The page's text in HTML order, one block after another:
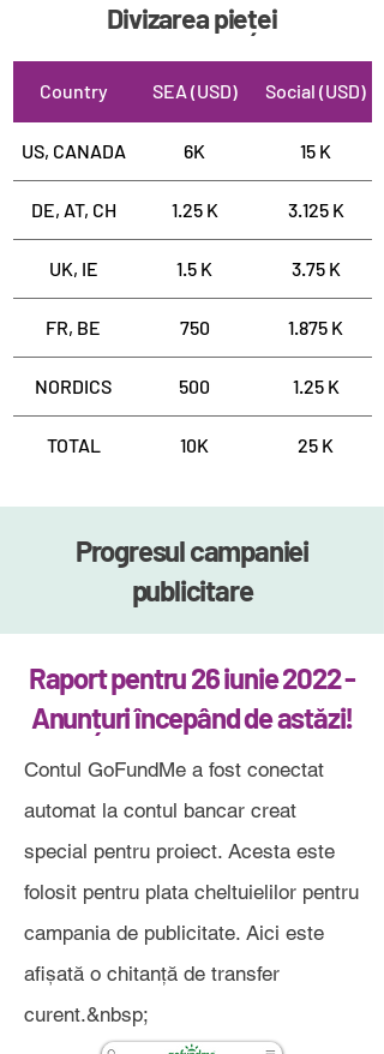
Divizarea pieței
Country SEA (USD) Social (USD)
US, CANADA 6K 15 K
DE, AT, CH 1.25 K 3.125 K
UK, IE 1.5 K 3.75 K
FR, BE 750 1.875 K
NORDICS 500 1.25 K
TOTAL 10K 25 K
Progresul campaniei
publicitare
Raport pentru 26 iunie 2022 -
Anunțuri începând de astăzi!
Contul GoFundMe a fost conectat
automat la contul bancar creat
special pentru proiect. Acesta este
folosit pentru plata cheltuielilor pentru
campania de publicitate. Aici este
afișată o chitanță de transfer
curent.&nbsp;